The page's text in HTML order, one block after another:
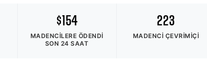
$154
MADENCILERE ÖDENDI
SON 24 SAAT
223
MADENCI ÇEVRIMIÇI